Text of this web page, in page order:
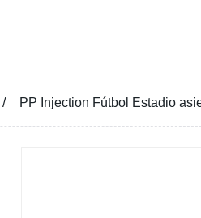
PP Injection Fútbol Estadio